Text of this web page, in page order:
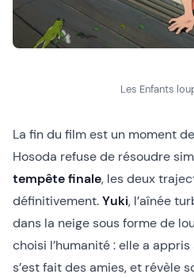
Les Enfants
La fin du film est un moment
Hosoda refuse de résoudre
tempête finale, les deux
définitivement.Yuki, l’aînée
dans la neige sous forme de
choisi l’humanité : elle a
s’est fait des amies, et révèle